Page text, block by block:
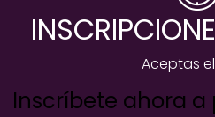
Aceptas
Inscríbete ahora a